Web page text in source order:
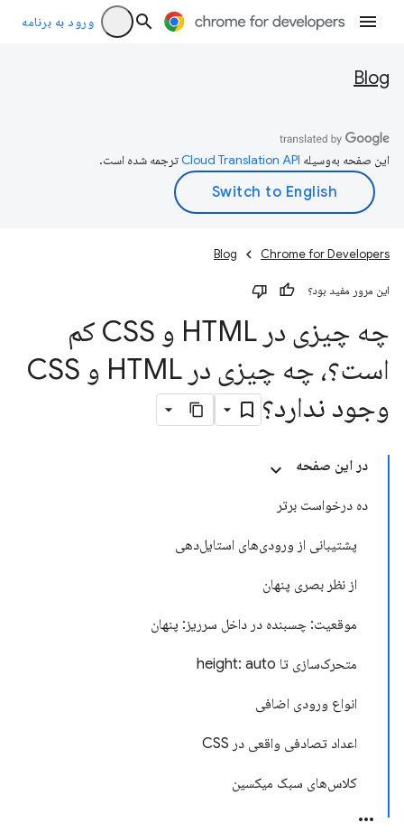
ورود به برنامه
Blog
این صفحه به‌وسیله ترجمه شده است.
Chrome for Developers
Blog
این مرور مفید بود؟
چه چیزی در HTML و CSS کم
است؟، چه چیزی در HTML و CSS
وجود ندارد؟
در این صفحه
ده درخواست برتر
پشتیبانی از ورودی‌های استایل‌دهی
از نظر بصری پنهان
موقعیت: چسبنده در داخل سرریز: پنهان
متحرک‌سازی تا height: auto
انواع ورودی اضافی
اعداد تصادفی واقعی در CSS
کلاس‌های سبک میکسین